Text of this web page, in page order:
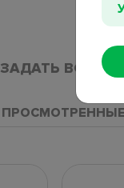
ЗАДАТЬ ВОПРОС